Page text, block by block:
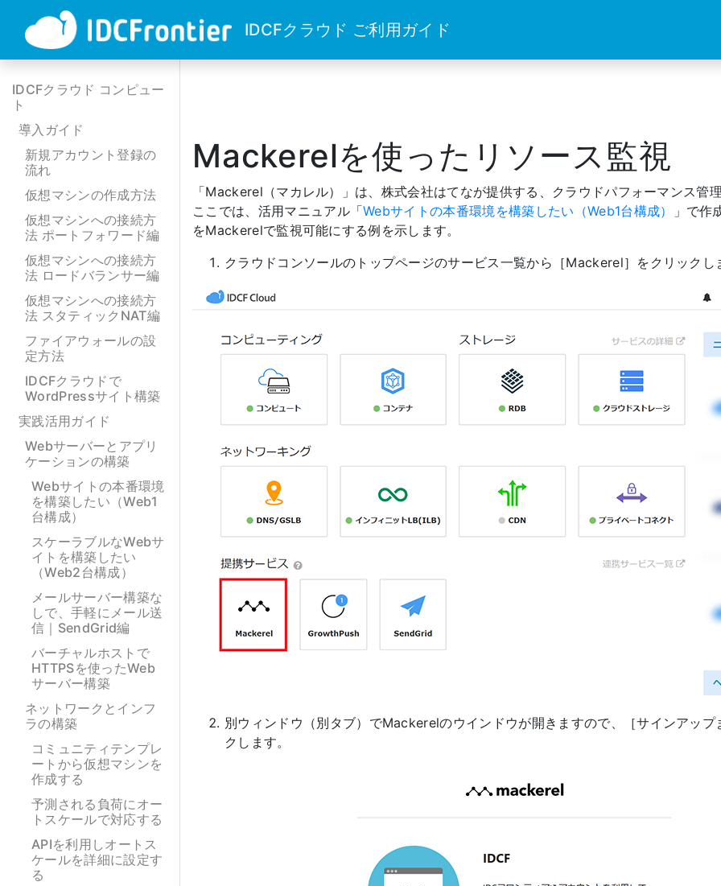
IDCFクラウド ご利用ガイド
IDCFクラウド コンピュー
ト
導入ガイド
新規アカウント登録の
流れ
仮想マシンの作成方法
仮想マシンへの接続方
法 ポートフォワード編
仮想マシンへの接続方
法 ロードバランサー編
仮想マシンへの接続方
法 スタティックNAT編
ファイアウォールの設
定方法
IDCFクラウドで
WordPressサイト構築
実践活用ガイド
Webサーバーとアプリ
ケーションの構築
Webサイトの本番環境
を構築したい（Web1
台構成）
スケーラブルなWebサ
イトを構築したい
（Web2台構成）
メールサーバー構築な
しで、手軽にメール送
信｜SendGrid編
バーチャルホストで
HTTPSを使ったWeb
サーバー構築
ネットワークとインフ
ラの構築
コミュニティテンプレ
ートから仮想マシンを
作成する
予測される負荷にオー
トスケールで対応する
APIを利用しオートス
ケールを詳細に設定す
る
Mackerelを使ったリソース監視
「Mackerel（マカレル）」は、株式会社はてなが提供する、クラウドパフォーマンス管理
ここでは、活用マニュアル「Webサイトの本番環境を構築したい（Web1台構成）
」で作
をMackerelで監視可能にする例を示します。
クラウドコンソールのトップページのサービス一覧から［Mackerel］をクリックし
別ウィンドウ（別タブ）でMackerelのウインドウが開きますので、［サインアップ
クします。